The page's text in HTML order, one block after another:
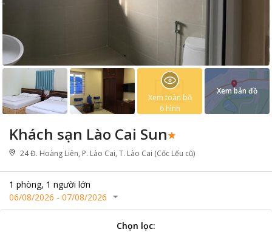
Khách sạn Lào Cai Sun
24 Đ. Hoàng Liên, P. Lào Cai, T. Lào Cai (Cốc Lếu cũ)
1 phòng, 1 người lớn
06/08/2026 - 07/08/2026
Xem toàn bộ
6 hình
Xem bản đồ
Chọn lọc: